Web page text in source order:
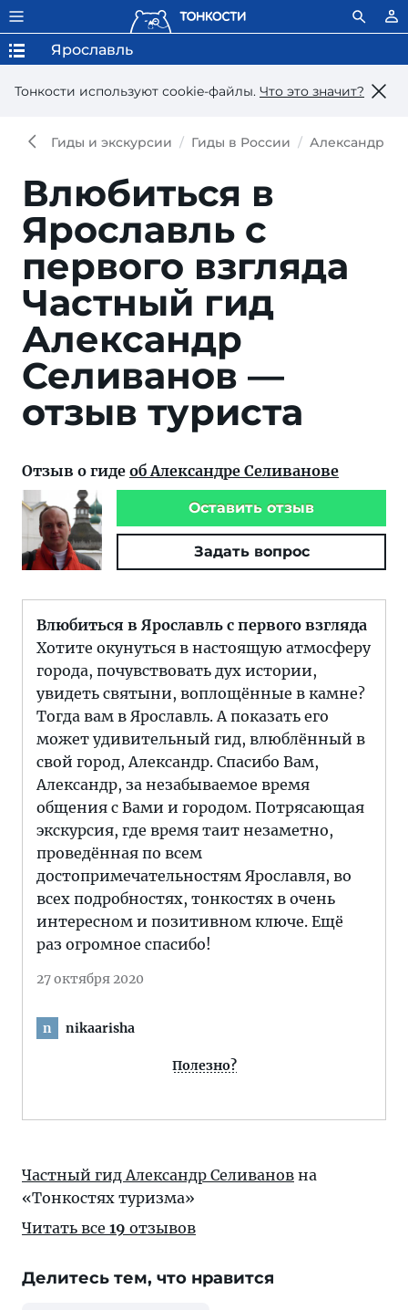
Тонкости используют сookie-файлы. Что это значит?
Ярославль
Гиды и экскурсии Гиды в России Александр
Влюбиться в
Ярославль с
первого взгляда
Частный гид
Александр
Селиванов —
отзыв туриста
Отзыв о гиде об Александре Селиванове
Оставить отзыв
Задать вопрос
Влюбиться в Ярославль с первого взгляда
Хотите окунуться в настоящую атмосферу
города, почувствовать дух истории,
увидеть святыни, воплощённые в камне?
Тогда вам в Ярославль. А показать его
может удивительный гид, влюблённый в
свой город, Александр. Спасибо Вам,
Александр, за незабываемое время
общения с Вами и городом. Потрясающая
экскурсия, где время таит незаметно,
проведённая по всем
достопримечательностям Ярославля, во
всех подробностях, тонкостях в очень
интересном и позитивном ключе. Ещё
раз огромное спасибо!
27 октября 2020
n nikaarisha
Полезно?
Частный гид Александр Селиванов на
«Тонкостях туризма»
Читать все 19 отзывов
Делитесь тем, что нравится